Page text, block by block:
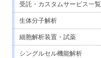
受託・カスタムサービス一覧
生体分子解析
細胞解析装置・試薬
シングルセル機能解析